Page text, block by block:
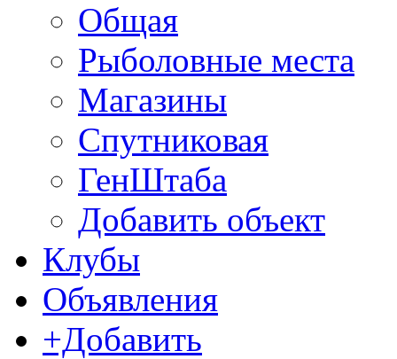
Общая
Рыболовные места
Магазины
Спутниковая
ГенШтаба
Добавить объект
Клубы
Объявления
+Добавить